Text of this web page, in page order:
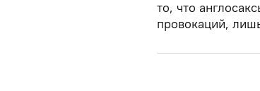
то, что
провокаций,